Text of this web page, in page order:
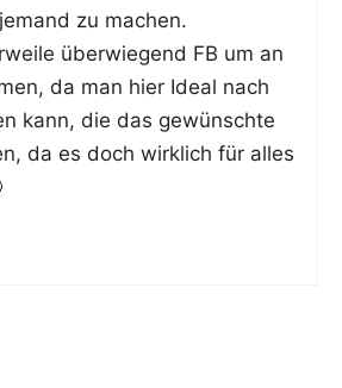
zu machen.
über­wie­gend FB um an
da man hier Ide­al nach
kann, die das gewünsch­te
da es doch wirk­lich für alles